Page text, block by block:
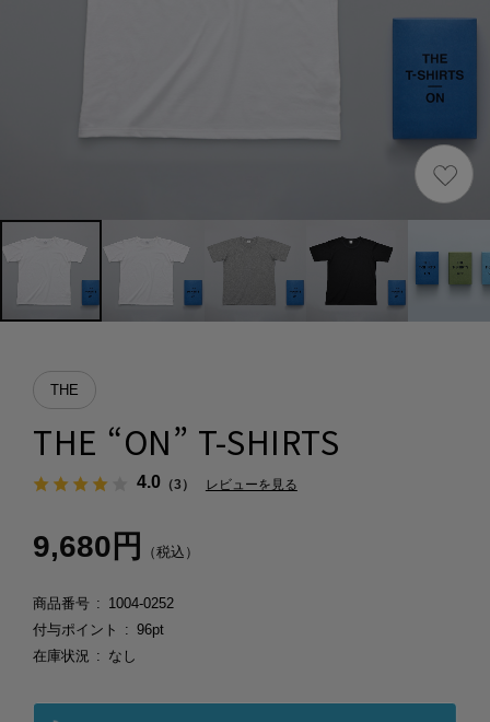
THE
THE “ON” T-SHIRTS
4.0（3） レビューを見る
9,680円 （税込）
商品番号
1004-0252
付与ポイント
96pt
在庫状況
なし